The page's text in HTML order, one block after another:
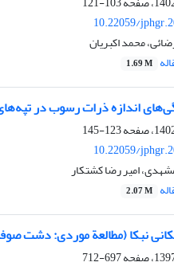
10.22059/
محمد اکبریان
1.69 M
اندازه ذرات رسوب در
123-145
10.22059/
امیر رضا کشتکار
2.07 M
نبکا (مطالعة موردی: دشت
697-712